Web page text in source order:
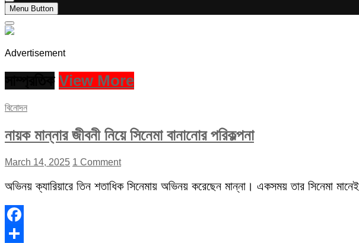
Menu Button
Advertisement
View More
বিনোদন
নায়ক মান্নার জীবনী নিয়ে সিনেমা বানানোর পরিকল্পনা
March 14, 2025 1 Comment
অভিনয় ক্যারিয়ারে তিন শতাধিক সিনেমায় অভিনয় করেছেন মান্না। একসময় তার সিনেমা
Facebook